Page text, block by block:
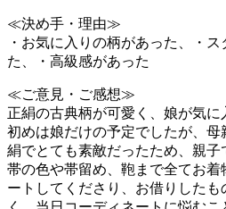
≪決め手・理由≫
・お気に入りの柄があった、・
た、・高級感があった
≪ご意見・ご感想≫
正絹の古典柄が可愛く、娘が気に
初めは娘だけの予定でしたが、
絹でとても素敵だったため、親子
帯の色や帯留め、鞄まで全てお
ートしてくださり、お借りしたも